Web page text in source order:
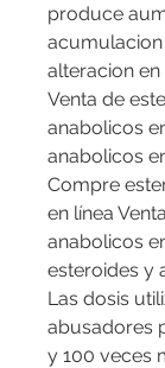
produce
alteracion
Venta de
anabolicos
anabolicos
Compre
en línea
anabolicos
esteroides y
Las dosis
abusadores
y 100 veces